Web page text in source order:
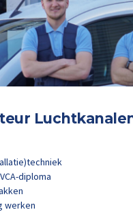
diploma
werken